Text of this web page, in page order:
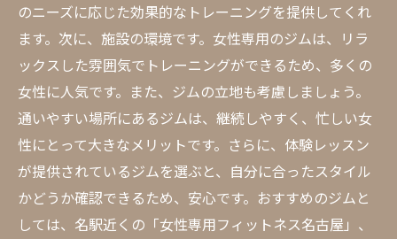
のニーズに応じた効果的なトレーニングを提供してくれ
ます。次に、施設の環境です。女性専用のジムは、リラ
ックスした雰囲気でトレーニングができるため、多くの
女性に人気です。また、ジムの立地も考慮しましょう。
通いやすい場所にあるジムは、継続しやすく、忙しい女
性にとって大きなメリットです。さらに、体験レッスン
が提供されているジムを選ぶと、自分に合ったスタイル
かどうか確認できるため、安心です。おすすめのジムと
しては、名駅近くの「女性専用フィットネス名古屋」、